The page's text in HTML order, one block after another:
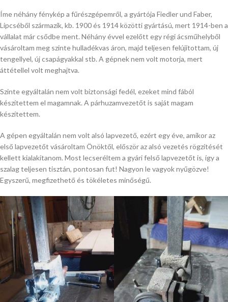
Íme néhány fénykép a fűrészgépemről, a gyártója Fiedler und Faber,
Lipcséből származik, kb. 1900 és 1914 közötti gyártású, mert 1914-ben a
vállalat már csődbe ment. Néhány évvel ezelőtt egy régi ácsműhelyből
vásároltam meg szinte hulladékvas áron, majd teljesen felújítottam, új
tengellyel, új csapágyakkal stb. A gépnek nem volt motorja, mert
áttétellel volt meghajtva.
Szinte egyáltalán nem volt biztonsági fedél, ezeket mind fából
készítettem el magamnak. A párhuzamvezetőt is saját magam
készítettem.
A gépen egyáltalán nem volt alsó lapvezető, ezért egy éve, amikor az
első lapvezetőt vásároltam Önöktől, először az alsó vezetés rögzítését
kellett kialakítanom. Most lecseréltem a gyári felső lapvezetőt is, így a
szalag teljesen tisztán, pontosan fut! Nagyon le vagyok nyűgözve!
Egyszerű, megfizethető és tökéletes minőségű.